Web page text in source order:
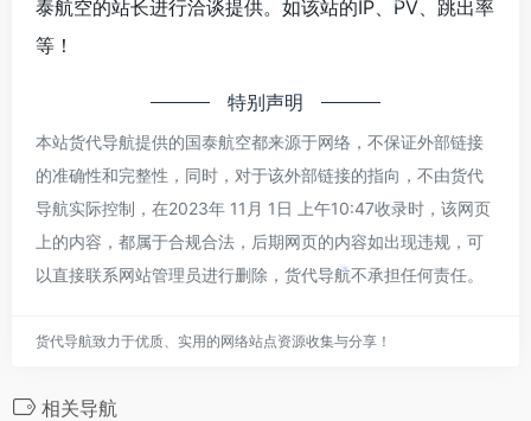
泰航空的站长进行洽谈提供。如该站的IP、PV、跳出率
等！
特别声明
本站货代导航提供的国泰航空都来源于网络，不保证外部链接
的准确性和完整性，同时，对于该外部链接的指向，不由货代
导航实际控制，在2023年 11月 1日 上午10:47收录时，该网页
上的内容，都属于合规合法，后期网页的内容如出现违规，可
以直接联系网站管理员进行删除，货代导航不承担任何责任。
货代导航致力于优质、实用的网络站点资源收集与分享！
相关导航
*